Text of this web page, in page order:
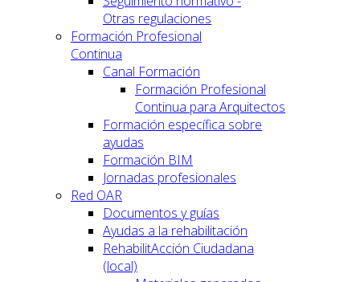
Otras regulaciones
Formación Profesional
Continua
Canal Formación
Formación Profesional
Continua para Arquitectos
Formación específica sobre
ayudas
Formación BIM
Jornadas profesionales
Red OAR
Documentos y guías
Ayudas a la rehabilitación
RehabilitAcción Ciudadana
(local)